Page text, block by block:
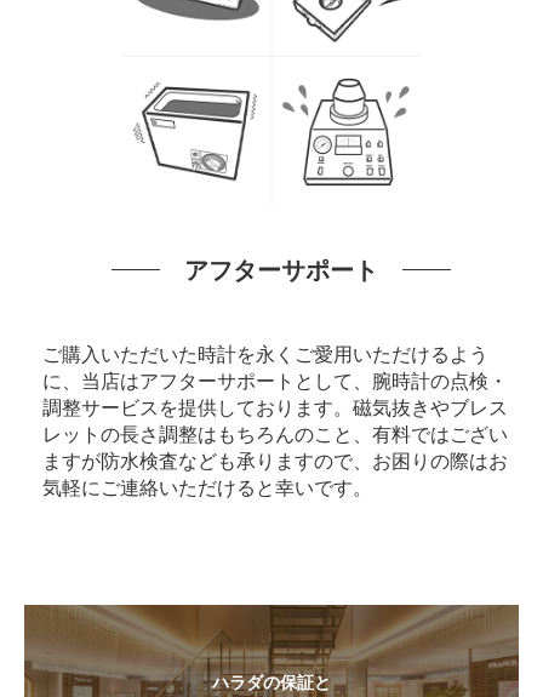
アフターサポート
ご購入いただいた時計を永くご愛用いただけるよう
に、当店はアフターサポートとして、腕時計の点検・
調整サービスを提供しております。磁気抜きやブレス
レットの長さ調整はもちろんのこと、有料ではござい
ますが防水検査なども承りますので、お困りの際はお
気軽にご連絡いただけると幸いです。
ハラダの保証と